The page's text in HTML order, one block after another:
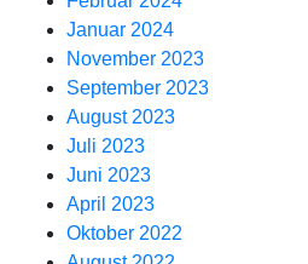
Januar 2024
November 2023
September 2023
August 2023
Juli 2023
Juni 2023
April 2023
Oktober 2022